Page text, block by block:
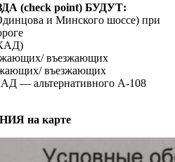
(check point) БУДУТ:
и Минского шоссе) при
въезжающих
въезжающих
— альтернативного А-108
на карте